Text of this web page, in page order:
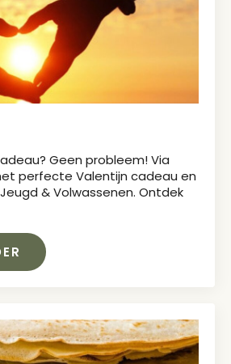
Geen probleem! Via
perfecte Valentijn cadeau en
& Volwassenen. Ontdek